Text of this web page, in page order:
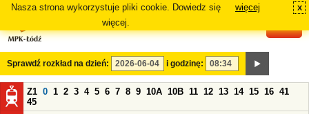
Nasza strona wykorzystuje pliki cookie. Dowiedz się
więcej.
więcej x
Sprawdź rozkład na dzień: i godzinę:
Z1 0 1 2 3 4 5 6 7 8 9 10A 10B 11 12 13 14 15 16 41
45